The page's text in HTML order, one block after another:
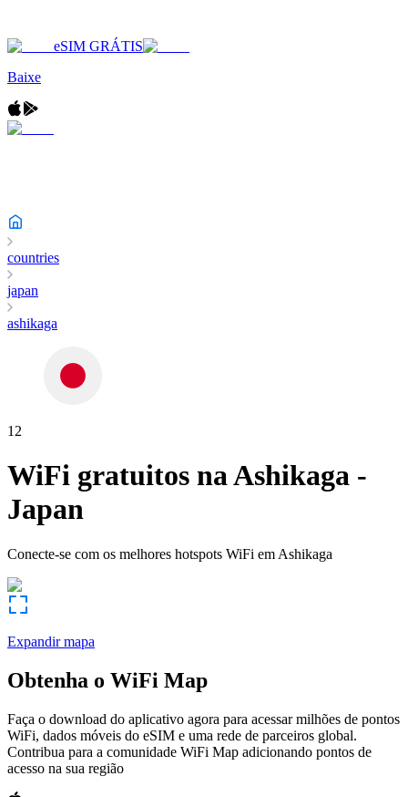
eSIM GRÁTIS
Baixe
countries
japan
ashikaga
12
WiFi gratuitos naAshikaga -
Japan
Conecte-se com os melhores hotspots WiFi em Ashikaga
Expandir mapa
Obtenha o WiFi Map
Faça o download do aplicativo agora para acessar milhões de pontos
WiFi, dados móveis do eSIM e uma rede de parceiros global.
Contribua para a comunidade WiFi Map adicionando pontos de
acesso na sua região